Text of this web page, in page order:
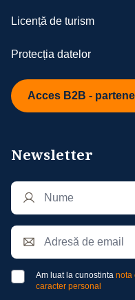
Licență de turism
Protecția datelor
Acces B2B -
Newsletter
Am luat la cunostinta nota
caracter personal